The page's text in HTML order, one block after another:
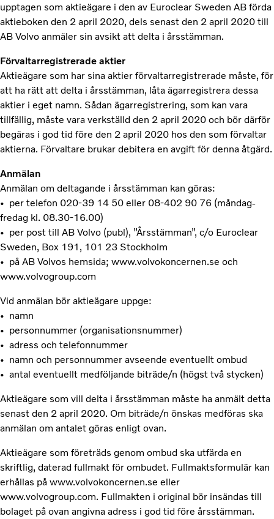
upptagen som aktieägare i den av Euroclear Sweden AB förda
aktieboken den 2 april 2020, dels senast den 2 april 2020 till
AB Volvo anmäler sin avsikt att delta i årsstämman.
Förvaltarregistrerade aktier
Aktieägare som har sina aktier förvaltarregistrerade måste, för
att ha rätt att delta i årsstämman, låta ägarregistrera dessa
aktier i eget namn. Sådan ägarregistrering, som kan vara
tillfällig, måste vara verkställd den 2 april 2020 och bör därför
begäras i god tid före den 2 april 2020 hos den som förvaltar
aktierna. Förvaltare brukar debitera en avgift för denna åtgärd.
Anmälan
Anmälan om deltagande i årsstämman kan göras:
• per telefon 020-39 14 50 eller 08-402 90 76 (måndag-
fredag kl. 08.30-16.00)
• per post till AB Volvo (publ), ”Årsstämman”, c/o Euroclear
Sweden, Box 191, 101 23 Stockholm
• på AB Volvos hemsida; www.volvokoncernen.se och
www.volvogroup.com
Vid anmälan bör aktieägare uppge:
• namn
• personnummer (organisationsnummer)
• adress och telefonnummer
• namn och personnummer avseende eventuellt ombud
• antal eventuellt medföljande biträde/n (högst två stycken)
Aktieägare som vill delta i årsstämman måste ha anmält detta
senast den 2 april 2020. Om biträde/n önskas medföras ska
anmälan om antalet göras enligt ovan.
Aktieägare som företräds genom ombud ska utfärda en
skriftlig, daterad fullmakt för ombudet. Fullmaktsformulär kan
erhållas på www.volvokoncernen.se eller
www.volvogroup.com. Fullmakten i original bör insändas till
bolaget på ovan angivna adress i god tid före årsstämman.